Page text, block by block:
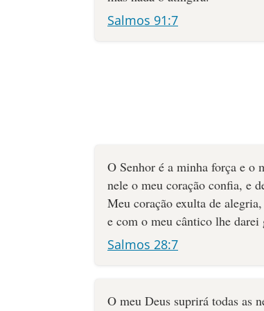
Salmos 91:7
O Senhor é a minha força e o
nele o meu coração confia, e
Meu coração exulta de alegria,
e com o meu cântico lhe darei
Salmos 28:7
O meu Deus suprirá todas as